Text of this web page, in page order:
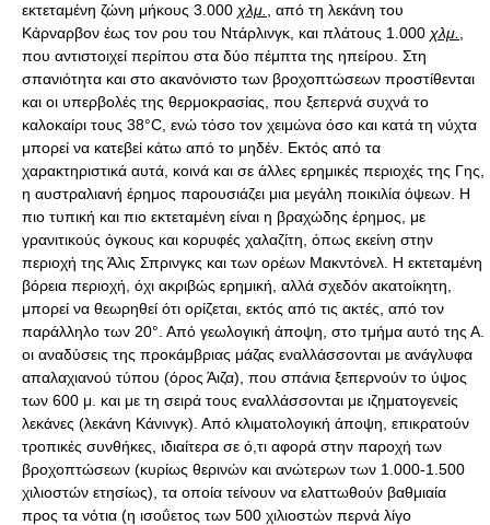
εκτεταμένη ζώνη μήκους 3.000 χλμ.
, από τη λεκάνη του
Κάρναρβον έως τον ρου του Ντάρλινγκ, και πλάτους 1.000 χλμ.
που αντιστοιχεί περίπου στα δύο πέμπτα της ηπείρου. Στη
σπανιότητα και στο ακανόνιστο των βροχοπτώσεων προστίθενται
και οι υπερβολές της θερμοκρασίας, που ξεπερνά συχνά το
καλοκαίρι τους 38°C, ενώ τόσο τον χειμώνα όσο και κατά τη νύχτα
μπορεί να κατεβεί κάτω από το μηδέν. Εκτός από τα
χαρακτηριστικά αυτά, κοινά και σε άλλες ερημικές περιοχές της Γης,
η αυστραλιανή έρημος παρουσιάζει μια μεγάλη ποικιλία όψεων. Η
πιο τυπική και πιο εκτεταμένη είναι η βραχώδης έρημος, με
γρανιτικούς όγκους και κορυφές χαλαζίτη, όπως εκείνη στην
περιοχή της Άλις Σπρινγκς και των ορέων Μακντόνελ. Η εκτεταμένη
βόρεια περιοχή, όχι ακριβώς ερημική, αλλά σχεδόν ακατοίκητη,
μπορεί να θεωρηθεί ότι ορίζεται, εκτός από τις ακτές, από τον
παράλληλο των 20°. Από γεωλογική άποψη, στο τμήμα αυτό της Α.
οι αναδύσεις της προκάμβριας μάζας εναλλάσσονται με ανάγλυφα
απαλαχιανού τύπου (όρος Άιζα), που σπάνια ξεπερνούν το ύψος
των 600 μ. και με τη σειρά τους εναλλάσσονται με ιζηματογενείς
λεκάνες (λεκάνη Κάνινγκ). Από κλιματολογική άποψη, επικρατούν
τροπικές συνθήκες, ιδιαίτερα σε ό,τι αφορά στην παροχή των
βροχοπτώσεων (κυρίως θερινών και ανώτερων των 1.000-1.500
χιλιοστών ετησίως), τα οποία τείνουν να ελαττωθούν βαθμιαία
προς τα νότια (η ισοΰετος των 500 χιλιοστών περνά λίγο